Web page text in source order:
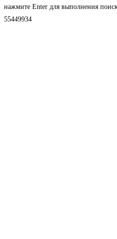
нажмите Enter для выполнения
55449934